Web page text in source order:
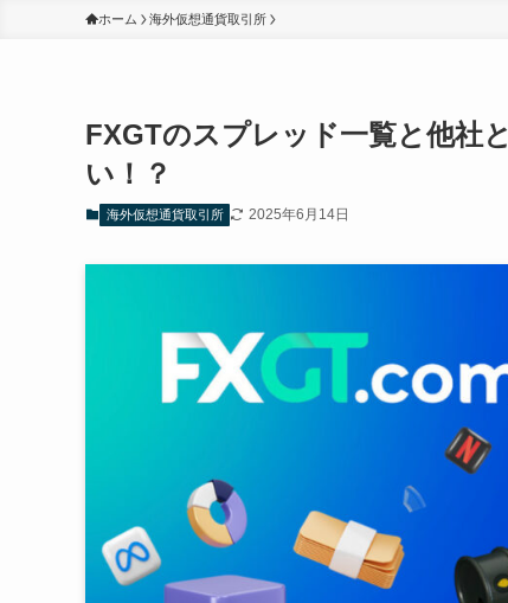
ホーム 海外仮想通貨取引所
FXGTのスプレッド一覧と他社
い！？
海外仮想通貨取引所 2025年6月14日